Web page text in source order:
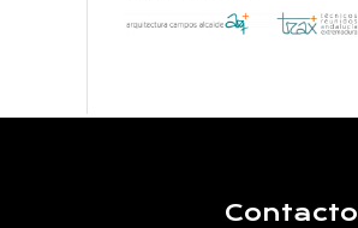
Contacto